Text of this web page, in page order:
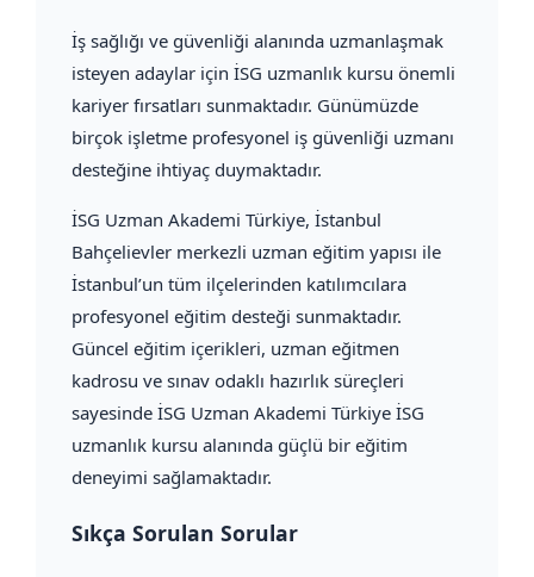
İş sağlığı ve güvenliği alanında uzmanlaşmak
isteyen adaylar için İSG uzmanlık kursu önemli
kariyer fırsatları sunmaktadır. Günümüzde
birçok işletme profesyonel iş güvenliği uzmanı
desteğine ihtiyaç duymaktadır.
İSG Uzman Akademi Türkiye, İstanbul
Bahçelievler merkezli uzman eğitim yapısı ile
İstanbul’un tüm ilçelerinden katılımcılara
profesyonel eğitim desteği sunmaktadır.
Güncel eğitim içerikleri, uzman eğitmen
kadrosu ve sınav odaklı hazırlık süreçleri
sayesinde İSG Uzman Akademi Türkiye İSG
uzmanlık kursu alanında güçlü bir eğitim
deneyimi sağlamaktadır.
Sıkça Sorulan Sorular